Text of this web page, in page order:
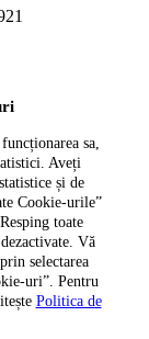
sa,
Aveți
și de
Cookie-urile”
toate
Vă
selectarea
uri”. Pentru
Politica de